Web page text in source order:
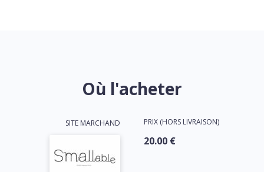
Où l'acheter
SITE MARCHAND PRIX (HORS LIVRAISON)
20.00 €